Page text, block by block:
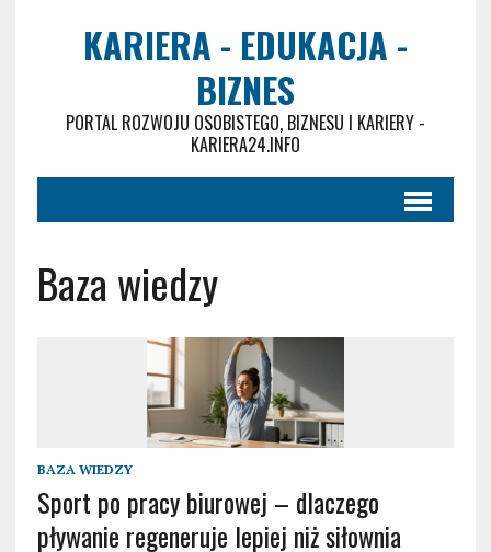
KARIERA - EDUKACJA -
BIZNES
PORTAL ROZWOJU OSOBISTEGO, BIZNESU I KARIERY -
KARIERA24.INFO
Baza wiedzy
BAZA WIEDZY
Sport po pracy biurowej – dlaczego
pływanie regeneruje lepiej niż siłownia